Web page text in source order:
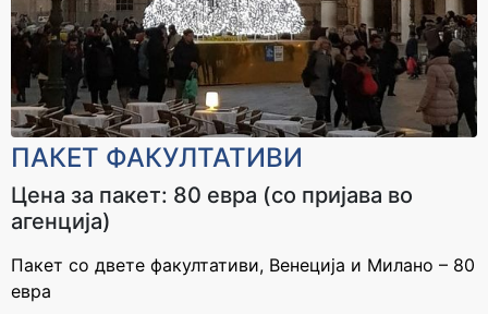
ПАКЕТ ФАКУЛТАТИВИ
Цена за пакет: 80 евра (со пријава во
агенција)
Пакет со двете факултативи, Венеција и Милано – 80
евра